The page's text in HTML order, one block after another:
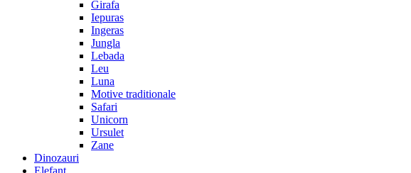
Girafa
Iepuras
Ingeras
Jungla
Lebada
Leu
Luna
Motive traditionale
Safari
Unicorn
Ursulet
Zane
Dinozauri
Elefant